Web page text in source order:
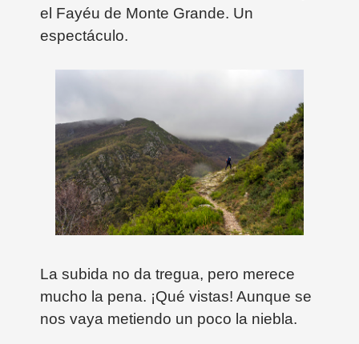
el Fayéu de Monte Grande. Un
espectáculo.
La subida no da tregua, pero merece
mucho la pena. ¡Qué vistas! Aunque se
nos vaya metiendo un poco la niebla.